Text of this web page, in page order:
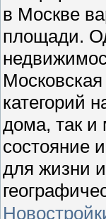
в Москве
площади.
категорий
дома, так и
состояние
для жизни